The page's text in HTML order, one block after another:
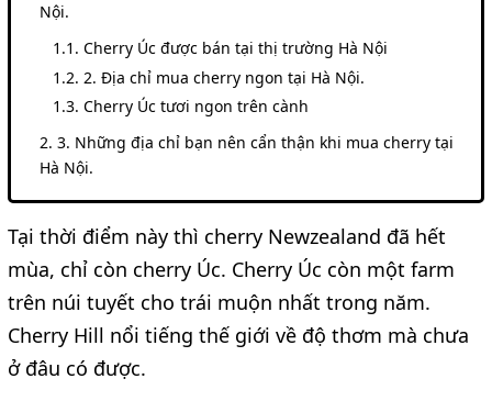
Nội.
Cherry Úc được bán tại thị trường Hà Nội
2. Địa chỉ mua cherry ngon tại Hà Nội.
Cherry Úc tươi ngon trên cành
3. Những địa chỉ bạn nên cẩn thận khi mua cherry tại
Hà Nội.
Tại thời điểm này thì cherry Newzealand đã hết
mùa, chỉ còn cherry Úc. Cherry Úc còn một farm
trên núi tuyết cho trái muộn nhất trong năm.
Cherry Hill nổi tiếng thế giới về độ thơm mà chưa
ở đâu có được.